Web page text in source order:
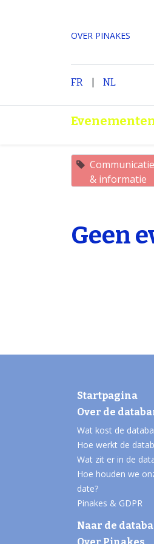
OVER PINAKES
FR | NL
Communicatie
& informatie
Geen
Startpagina
Over de
Wat kost de
Hoe werkt de
Wat zit er in de
Hoe houden we
date?
Pinakes & GDPR
Naar de
Over Pinakes